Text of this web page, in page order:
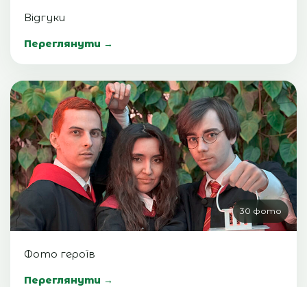
Відгуки
Переглянути →
30 фото
Фото героїв
Переглянути →